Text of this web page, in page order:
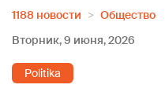
1188 новости
Oбщество
Вторник, 9 июня, 2026
Politika